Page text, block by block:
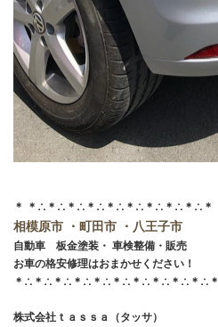
＊ ＊∴＊∴＊∴＊∴＊∴＊∴＊∴＊∴＊∴＊
相模原市 ・町田市 ・八王子市
自動車 板金塗装・ 車検整備・販売
お車の格安修理はおまかせください！
＊∴＊∴＊∴＊∴＊∴＊∴＊∴＊∴＊∴＊∴＊
株式会社ｔａｓｓａ（タッサ）